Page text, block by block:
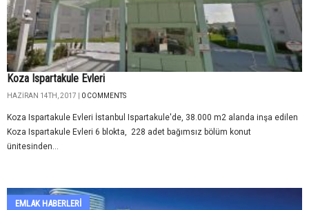
Koza Ispartakule Evleri
HAZIRAN 14TH, 2017 | 0 COMMENTS
Koza Ispartakule Evleri İstanbul Ispartakule'de, 38.000 m2 alanda inşa edilen
Koza Ispartakule Evleri 6 blokta, 228 adet bağımsız bölüm konut
ünitesinden...
EMLAK HABERLERI